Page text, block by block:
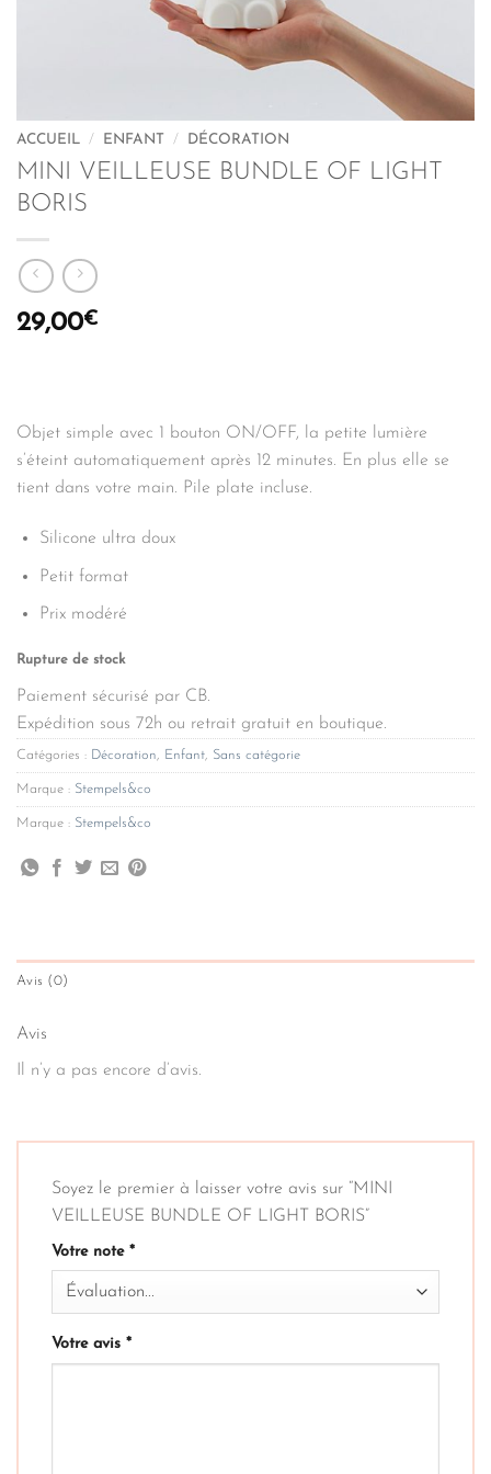
ACCUEIL / ENFANT / DÉCORATION
MINI VEILLEUSE BUNDLE OF LIGHT
BORIS
29,00€
Objet simple avec 1 bouton ON/OFF, la petite lumière
s’éteint automatiquement après 12 minutes. En plus elle se
tient dans votre main. Pile plate incluse.
Silicone ultra doux
Petit format
Prix modéré
Rupture de stock
Paiement sécurisé par CB.
Expédition sous 72h ou retrait gratuit en boutique.
Catégories : Décoration, Enfant, Sans catégorie
Marque : Stempels&co
Marque : Stempels&co
Avis (0)
Avis
Il n’y a pas encore d’avis.
Soyez le premier à laisser votre avis sur “MINI
VEILLEUSE BUNDLE OF LIGHT BORIS”
Votre note *
Votre avis *